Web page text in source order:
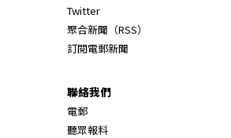
Twitter
聚合新聞（RSS）
訂閱電郵新聞
聯絡我們
電郵
聽眾報料